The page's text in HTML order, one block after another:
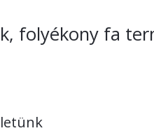
folyékony fa